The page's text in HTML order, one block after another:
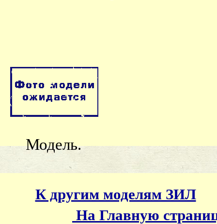
Модель.
К другим моделям ЗИЛ
На Главную